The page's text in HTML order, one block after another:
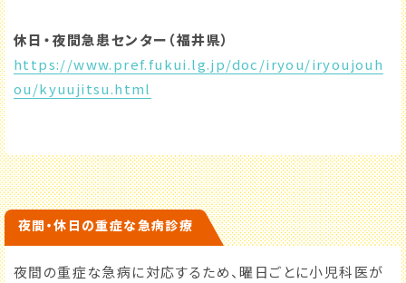
休日・夜間急患センター（福井県）
https://www.pref.fukui.lg.jp/doc/iryou/iryoujouh
ou/kyuujitsu.html
夜間・休日の重症な急病診療
夜間の重症な急病に対応するため、曜日ごとに小児科医が